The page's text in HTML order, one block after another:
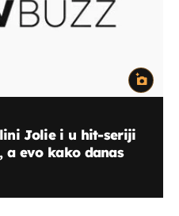
Jolie i u hit-seriji
a evo kako danas